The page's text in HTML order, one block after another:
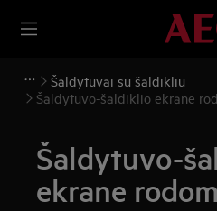
Šaldytuvai su šaldikliu
Šaldytuvo-šaldiklio ekrane
Šaldytuvo-
ekrane